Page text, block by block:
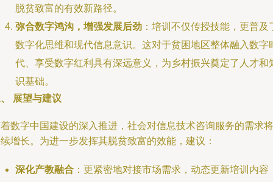
脱贫致富的有效新路径。
弥合数字鸿沟，增强发展后劲 ：培训不仅传授技能，更普及
数字化思维和现代信息意识。这对于贫困地区整体融入数字
代、享受数字红利具有深远意义，为乡村振兴奠定了人才和
识基础。
展望与建议
数字中国建设的深入推进，社会对信息技术咨询服务的需求将
增长。为进一步发挥其脱贫致富的效能，建议：
深化产教融合 ：更紧密地对接市场需求，动态更新培训内容